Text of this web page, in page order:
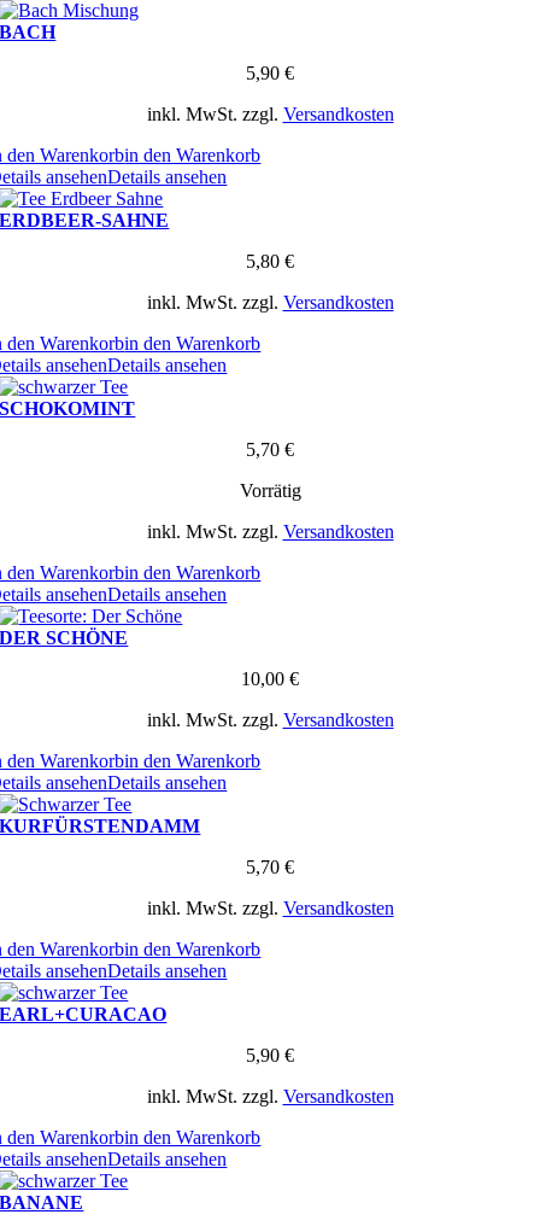
BACH
5,90 €
inkl. MwSt. zzgl. Versandkosten
den Warenkorbin den Warenkorb
ansehenDetails ansehen
ERDBEER-SAHNE
5,80 €
inkl. MwSt. zzgl. Versandkosten
den Warenkorbin den Warenkorb
ansehenDetails ansehen
SCHOKOMINT
5,70 €
Vorrätig
inkl. MwSt. zzgl. Versandkosten
den Warenkorbin den Warenkorb
ansehenDetails ansehen
DER SCHÖNE
10,00 €
inkl. MwSt. zzgl. Versandkosten
den Warenkorbin den Warenkorb
ansehenDetails ansehen
KURFÜRSTENDAMM
5,70 €
inkl. MwSt. zzgl. Versandkosten
den Warenkorbin den Warenkorb
ansehenDetails ansehen
EARL+CURACAO
5,90 €
inkl. MwSt. zzgl. Versandkosten
den Warenkorbin den Warenkorb
ansehenDetails ansehen
BANANE